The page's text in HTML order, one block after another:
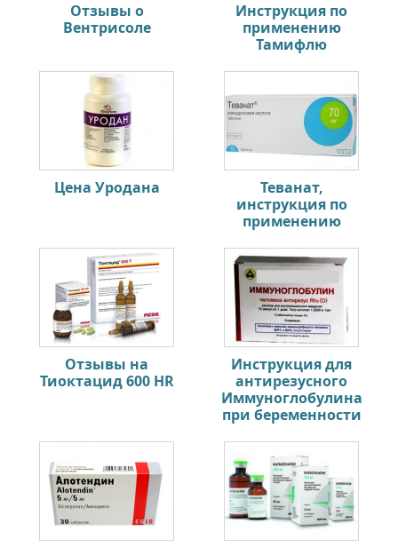
Отзывы о
Вентрисоле
Инструкция по
применению
Тамифлю
Цена Уродана
Теванат,
инструкция по
применению
Отзывы на
Тиоктацид 600 HR
Инструкция для
антирезусного
Иммуноглобулина
при беременности